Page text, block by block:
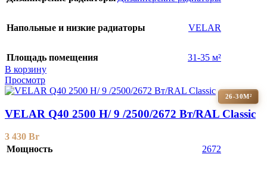
Напольные и низкие радиаторы VELAR
Площадь помещения
31-35 м²
В корзину
Просмотр
26-30М²
VELAR Q40 2500 H/ 9 /2500/2672 Вт/RAL Classic
3 430 Br
Мощность
2672